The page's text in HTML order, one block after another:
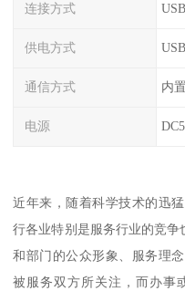
连接方式 USB
供电方式
通信方式
电源
近年来，随着科学技术的迅
行各业特别是服务行业的竞争
和部门的公众形象、服务理
被服务双方所关注，而办事